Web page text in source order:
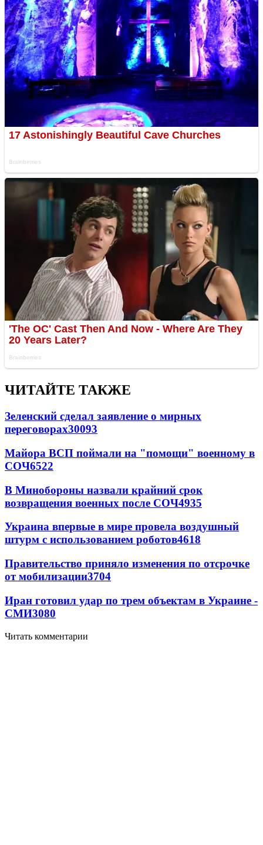
ЧИТАЙТЕ ТАКЖЕ
Зеленский сделал заявление о мирных
переговорах30093
Майора ВСП поймали на "помощи" военному в
СОЧ6522
В Минобороны назвали крайний срок
возвращения военных после СОЧ4935
Украина впервые в мире провела воздушный
штурм с использованием роботов4618
Правительство приняло изменения по отсрочке
от мобилизации3704
Иран готовил удар по трем объектам в Украине -
СМИ3080
Читать комментарии